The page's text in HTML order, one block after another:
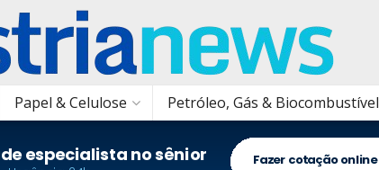
Papel & Celulose Petróleo, Gás & Biocombustível